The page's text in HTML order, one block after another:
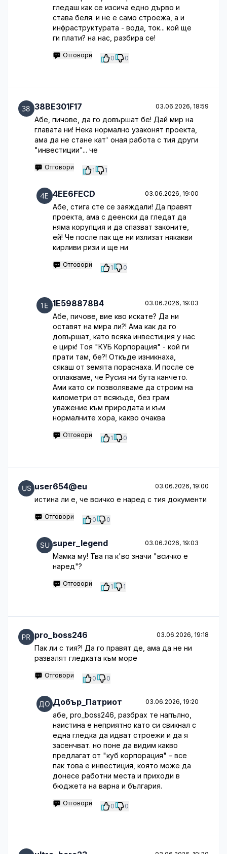
гледаш как се изсича едно дърво и
става беля. и не е само строежа, а и
инфраструктурата - вода, ток... кой ще
ги плати? на нас, разбира се!
Отговори 0 0
38BE301F17 03.06.2026, 18:59
Абе, пичове, да го довършат бе! Дай мир на
главата ни! Нека нормално узаконят проекта,
ама да не стане кат' оная работа с тия други
"инвестиции"... че
Отговори 1 1
4EE6FECD 03.06.2026, 19:00
Абе, стига сте се заяждали! Да правят
проекта, ама с деенски да гледат да
няма корупция и да спазват законите,
ей! Че после пак ще ни излизат някакви
кирливи ризи и ще ни
Отговори 1 0
1E598878B4 03.06.2026, 19:03
Абе, пичове, вие кво искате? Да ни
оставят на мира ли?! Ама как да го
довършат, като всяка инвестиция у нас
е цирк! Тоя "КУБ Корпорация" - кой ги
прати там, бе?! Откъде изникнаха,
сякаш от земята пораснаха. И после се
оплакваме, че Русия ни бута канчето.
Ами като си позволяваме да строим на
километри от всякъде, без грам
уважение към природата и към
нормалните хора, какво очаква
Отговори 1 0
user654@eu 03.06.2026, 19:00
истина ли е, че всичко е наред с тия документи
Отговори 0 0
super_legend 03.06.2026, 19:03
Мамка му! Тва па к'во значи "всичко е
наред"?
Отговори 1 1
pro_boss246 03.06.2026, 19:18
Пак ли с тия?! Да го правят де, ама да не ни
развалят гледката към море
Отговори 0 0
Добър_Патриот 03.06.2026, 19:20
абе, pro_boss246, разбрах те напълно,
наистина е неприятно като си свикнал с
една гледка да идват строежи и да я
засенчват. но поне да видим какво
предлагат от "куб корпорация" – все
пак това е инвестиция, която може да
донесе работни места и приходи в
бюджета на варна и българия.
Отговори 0 0